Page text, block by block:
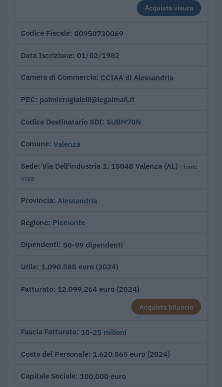
Acquista visura
Codice Fiscale 00950730069
Data Iscrizione 01/02/1982
Camera di Commercio CCIAA di Alessandria
PEC palmierogioielli@legalmail.it
Codice Destinatario SDI SUBM70N
Comune Valenza
Sede Via Dell'industria 1, 15048 Valenza (AL) · fonte
VIES
Provincia Alessandria
Regione Piemonte
Dipendenti 50-99 dipendenti
Utile 1.090.588 euro (2024)
Fatturato 12.099.264 euro (2024)
Acquista bilancio
Fascia Fatturato 10-25 milioni
Costo del Personale 1.620.565 euro (2024)
Capitale Sociale 100.000 euro